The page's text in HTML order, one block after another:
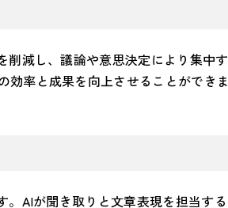
減し、議論や意思決定により集中す
効率と成果を向上させることができま
AIが聞き取りと文章表現を担当する